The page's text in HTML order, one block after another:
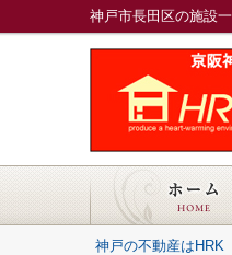
神戸市長田区の施設
神戸の不動産はHRK